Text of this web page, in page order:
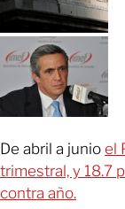
De abril a junio el
trimestral, y 18.7
contra año.